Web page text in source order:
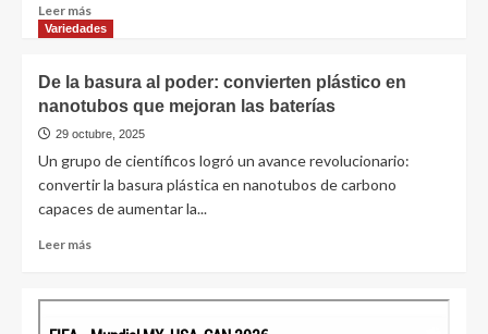
Leer más
Variedades
De la basura al poder: convierten plástico en
nanotubos que mejoran las baterías
29 octubre, 2025
Un grupo de científicos logró un avance revolucionario:
convertir la basura plástica en nanotubos de carbono
capaces de aumentar la...
Leer más